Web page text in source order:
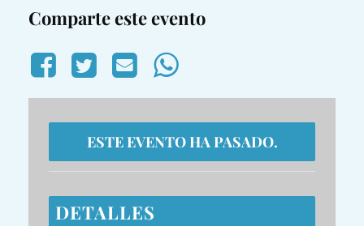
Comparte este evento
ESTE EVENTO HA PASADO.
DETALLES